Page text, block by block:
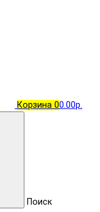
Корзина 00.00р.
Поиск